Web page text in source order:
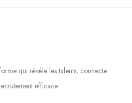
qui révèle les talents, connecte
efficace.